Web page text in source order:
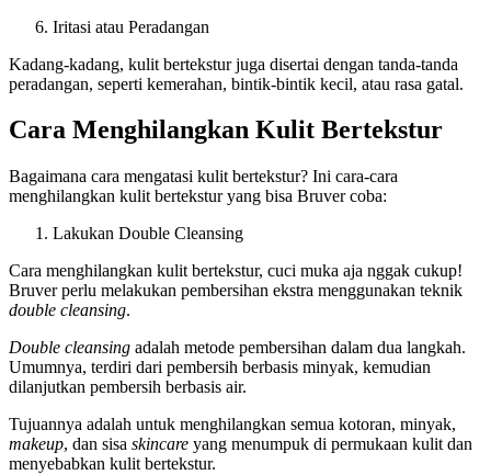
Iritasi atau Peradangan
Kadang-kadang, kulit bertekstur juga disertai dengan tanda-tanda
peradangan, seperti kemerahan, bintik-bintik kecil, atau rasa gatal.
Cara Menghilangkan Kulit Bertekstur
Bagaimana cara mengatasi kulit bertekstur? Ini cara-cara
menghilangkan kulit bertekstur yang bisa Bruver coba:
Lakukan Double Cleansing
Cara menghilangkan kulit bertekstur, cuci muka aja nggak cukup!
Bruver perlu melakukan pembersihan ekstra menggunakan teknik
double cleansing.
Double cleansing adalah metode pembersihan dalam dua langkah.
Umumnya, terdiri dari pembersih berbasis minyak, kemudian
dilanjutkan pembersih berbasis air.
Tujuannya adalah untuk menghilangkan semua kotoran, minyak,
makeup, dan sisa skincare yang menumpuk di permukaan kulit dan
menyebabkan kulit bertekstur.